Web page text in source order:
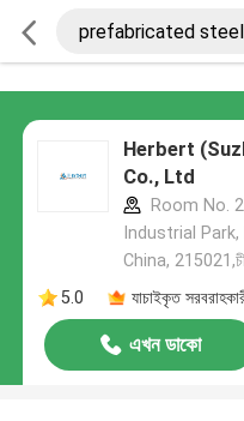
Herbert
Co., Ltd
Room No.
Industrial
China,
5.0
যাচাইকৃত
এখন ডাকো